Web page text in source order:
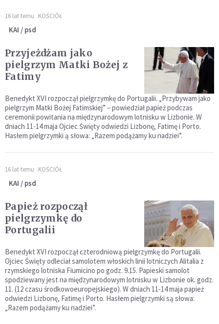
16 lat temu KOŚCIÓŁ
KAI / psd
Przyjeżdżam jako
pielgrzym Matki Bożej z
Fatimy
Benedykt XVI rozpoczął pielgrzymkę do Portugalii. „Przybywam jako
pielgrzym Matki Bożej Fatimskiej” – powiedział papież podczas
ceremonii powitania na międzynarodowym lotnisku w Lizbonie. W
dniach 11-14 maja Ojciec Święty odwiedzi Lizbonę, Fatimę i Porto.
Hasłem pielgrzymki ą słowa: „Razem podążamy ku nadziei”.
16 lat temu KOŚCIÓŁ
KAI / psd
Papież rozpoczął
pielgrzymkę do
Portugalii
Benedykt XVI rozpoczął czterodniową pielgrzymkę do Portugalii.
Ojciec Święty odleciał samolotem włoskich linii lotniczych Alitalia z
rzymskiego lotniska Fiumicino po godz. 9.15. Papieski samolot
spodziewany jest na międzynarodowym lotnisku w Lizbonie ok. godz.
11. (12 czasu środkowoeuropejskiego). W dniach 11-14 maja papież
odwiedzi Lizbonę, Fatimę i Porto. Hasłem pielgrzymki są słowa:
„Razem podążamy ku nadziei”.